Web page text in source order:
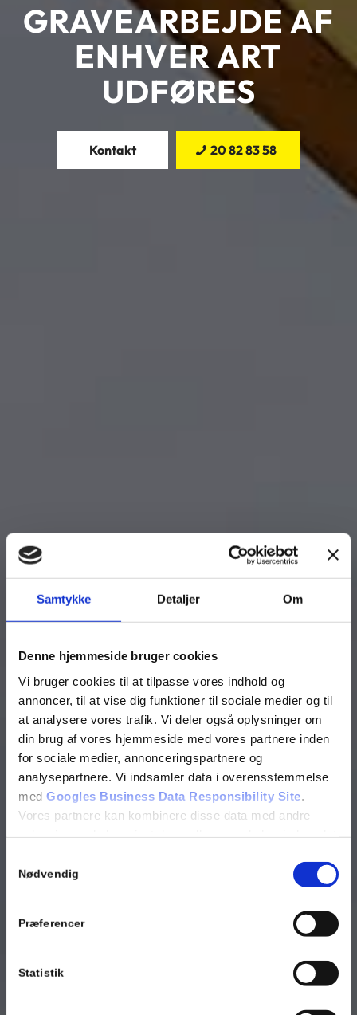
Samtykke Detaljer Om
Denne hjemmeside bruger cookies
Vi bruger cookies til at tilpasse vores indhold og
annoncer, til at vise dig funktioner til sociale medier og til
at analysere vores trafik. Vi deler også oplysninger om
din brug af vores hjemmeside med vores partnere inden
for sociale medier, annonceringspartnere og
analysepartnere. Vi indsamler data i overensstemmelse
med Googles Business Data Responsibility Site
Vores partnere kan kombinere disse data med andre
Nødvendig
Præferencer
Statistik
GRAVEARBEJDE AF
ENHVER ART
UDFØRES
Kontakt 20 82 83 58